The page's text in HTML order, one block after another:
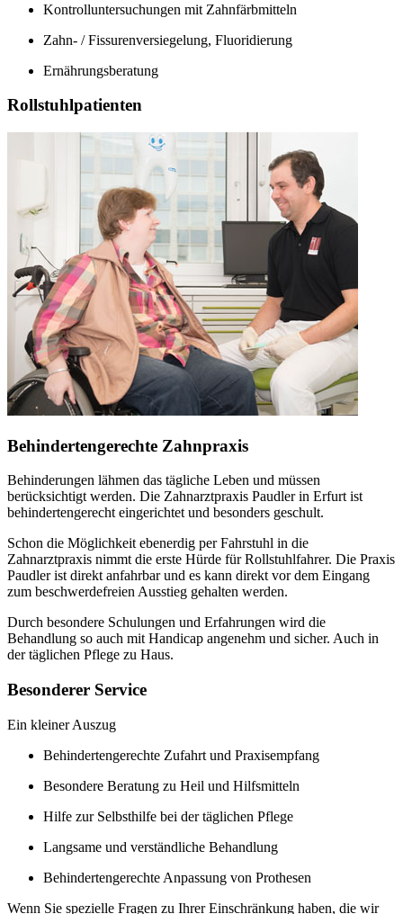
Kontrolluntersuchungen mit Zahnfärbmitteln
Zahn- / Fissurenversiegelung, Fluoridierung
Ernährungsberatung
Rollstuhlpatienten
Behindertengerechte Zahnpraxis
Behinderungen lähmen das tägliche Leben und müssen
berücksichtigt werden. Die Zahnarztpraxis Paudler in Erfurt ist
behindertengerecht eingerichtet und besonders geschult.
Schon die Möglichkeit ebenerdig per Fahrstuhl in die
Zahnarztpraxis nimmt die erste Hürde für Rollstuhlfahrer. Die Praxis
Paudler ist direkt anfahrbar und es kann direkt vor dem Eingang
zum beschwerdefreien Ausstieg gehalten werden.
Durch besondere Schulungen und Erfahrungen wird die
Behandlung so auch mit Handicap angenehm und sicher. Auch in
der täglichen Pflege zu Haus.
Besonderer Service
Ein kleiner Auszug
Behindertengerechte Zufahrt und Praxisempfang
Besondere Beratung zu Heil und Hilfsmitteln
Hilfe zur Selbsthilfe bei der täglichen Pflege
Langsame und verständliche Behandlung
Behindertengerechte Anpassung von Prothesen
Wenn Sie spezielle Fragen zu Ihrer Einschränkung haben, die wir